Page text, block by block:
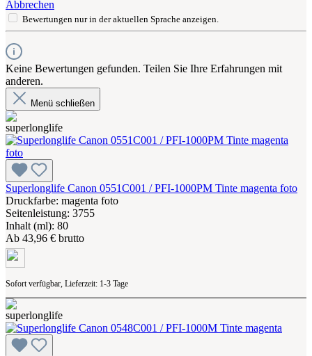
Abbrechen
Bewertungen nur in der aktuellen Sprache anzeigen.
Keine Bewertungen gefunden. Teilen Sie Ihre Erfahrungen mit
anderen.
Menü schließen
Superlonglife Canon 0551C001 / PFI-1000PM Tinte magenta foto
Druckfarbe: magenta foto
Seitenleistung: 3755
Inhalt (ml): 80
Ab 43,96 € brutto
Sofort verfügbar, Lieferzeit: 1-3 Tage